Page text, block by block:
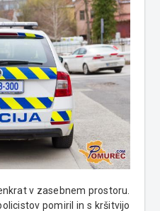
v zasebnem prostoru.
pomiril in s kršitvijo